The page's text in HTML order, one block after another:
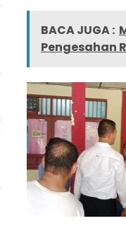
BACA JUGA :
Pengesahan